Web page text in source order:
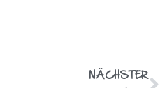
NÄCHSTER